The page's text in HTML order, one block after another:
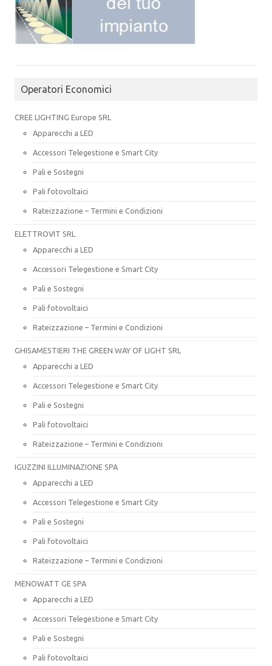
Operatori Economici
CREE LIGHTING Europe SRL
Apparecchi a LED
Accessori Telegestione e Smart City
Pali e Sostegni
Pali fotovoltaici
Rateizzazione – Termini e Condizioni
ELETTROVIT SRL
Apparecchi a LED
Accessori Telegestione e Smart City
Pali e Sostegni
Pali fotovoltaici
Rateizzazione – Termini e Condizioni
GHISAMESTIERI THE GREEN WAY OF LIGHT SRL
Apparecchi a LED
Accessori Telegestione e Smart City
Pali e Sostegni
Pali fotovoltaici
Rateizzazione – Termini e Condizioni
IGUZZINI ILLUMINAZIONE SPA
Apparecchi a LED
Accessori Telegestione e Smart City
Pali e Sostegni
Pali fotovoltaici
Rateizzazione – Termini e Condizioni
MENOWATT GE SPA
Apparecchi a LED
Accessori Telegestione e Smart City
Pali e Sostegni
Pali fotovoltaici